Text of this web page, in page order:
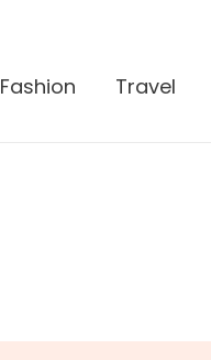
Fashion Travel